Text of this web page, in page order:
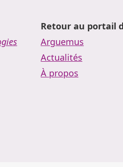
Retour au portail
Arguemus
Actualités
À propos